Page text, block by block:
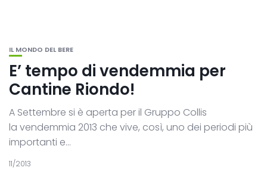
IL MONDO DEL BERE
E’ tempo di vendemmia per
Cantine Riondo!
A Settembre si è aperta per il Gruppo Collis
la vendemmia 2013 che vive, così, uno dei periodi più
importanti e...
11/2013